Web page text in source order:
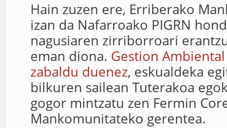
Hain zuzen ere, Erriberako
izan da Nafarroako PIGRN
nagusiaren zirriborroari
eman diona. Gestion
zabaldu duenez, eskualdeka
bilkuren sailean Tuterakoa
gogor mintzatu zen Fermin
Mankomunitateko gerentea.